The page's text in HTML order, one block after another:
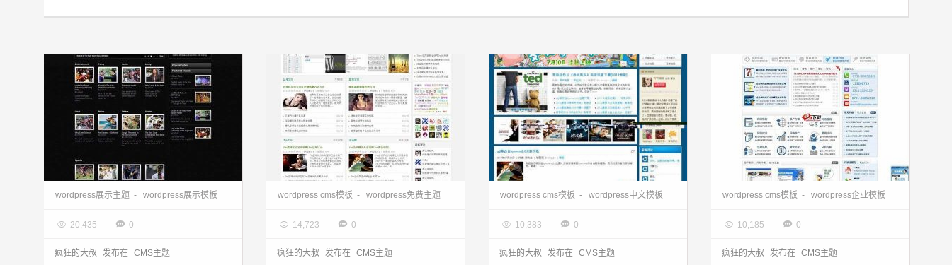
wordpress主题站:视频模板Video主题
wordpress展示主题 - wordpress展示模板
 20,435  0
疯狂的大叔 发布在 CMS主题
wordpress cms主题:国人原创门户lovnvns主题
wordpress cms模板 - wordpress免费主题
 14,723  0
疯狂的大叔 发布在 CMS主题
wordpress cms模板 - wordpress中文模板
 10,383  0
疯狂的大叔 发布在 CMS主题
wordpress主题:网络公司houjinzhe主题
wordpress cms模板 - wordpress企业模板
 10,185  0
疯狂的大叔 发布在 CMS主题